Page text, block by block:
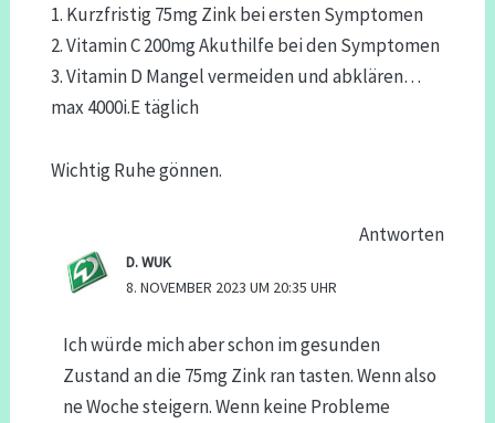
1. Kurzfristig 75mg Zink bei ersten Symptomen
2. Vitamin C 200mg Akuthilfe bei den Symptomen
3. Vitamin D Mangel vermeiden und abklären…
max 4000i.E täglich
Wichtig Ruhe gönnen.
Antworten
D. WUK
8. NOVEMBER 2023 UM 20:35 UHR
Ich würde mich aber schon im gesunden
Zustand an die 75mg Zink ran tasten. Wenn also
ne Woche steigern. Wenn keine Probleme